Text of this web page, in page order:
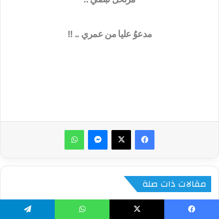
مدعوُُ عليا من عمري .. !!
ماسنجر واتساب
مقالات ذات صلة